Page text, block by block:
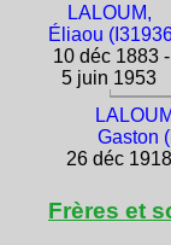
LALOUM,
Éliaou
10 déc 1883 -
5 juin 1953
Gaston
26 déc
Frères et